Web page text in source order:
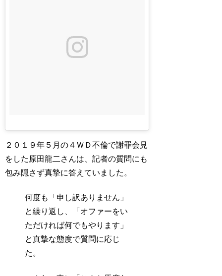
２０１９年５月の４ＷＤ不倫で謝罪会見
をした原田龍二さんは、記者の質問にも
包み隠さず真摯に答えていました。
何度も「申し訳ありません」
と繰り返し、「オファーをい
ただければ何でもやります」
と真摯な態度で質問に応じ
た。